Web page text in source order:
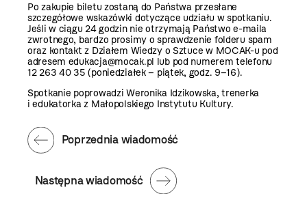
Po zakupie biletu zostaną do Państwa przesłane
szczegółowe wskazówki dotyczące udziału w spotkaniu.
Jeśli w ciągu 24 godzin nie otrzymają Państwo e-maila
zwrotnego, bardzo prosimy o sprawdzenie folderu spam
oraz kontakt z Działem Wiedzy o Sztuce w MOCAK-u pod
adresem edukacja@mocak.pl lub pod numerem telefonu
12 263 40 35 (poniedziałek – piątek, godz. 9–16).
Spotkanie poprowadzi Weronika Idzikowska, trenerka
i edukatorka z Małopolskiego Instytutu Kultury.
Następna wiadomość
Poprzednia wiadomość